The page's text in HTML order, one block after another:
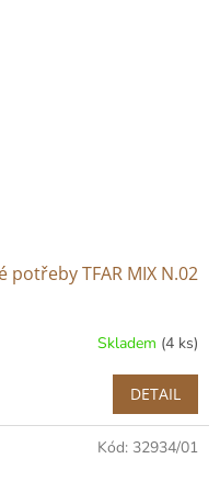
TFAR MIX N.02
Skladem (4 ks)
DETAIL
Kód: 32934/01